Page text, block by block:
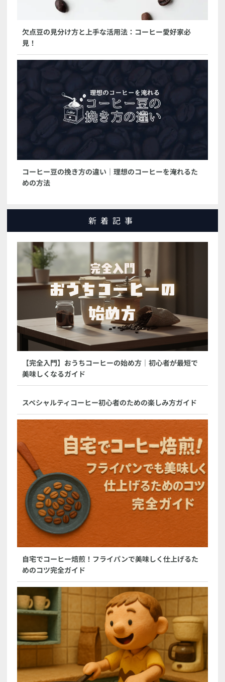
欠点豆の見分け方と上手な活用法：コーヒー愛好家必
見！
コーヒー豆の挽き方の違い｜理想のコーヒーを淹れるた
めの方法
新着記事
【完全入門】おうちコーヒーの始め方｜初心者が最短で
美味しくなるガイド
スペシャルティコーヒー初心者のための楽しみ方ガイド
自宅でコーヒー焙煎！フライパンで美味しく仕上げるた
めのコツ完全ガイド